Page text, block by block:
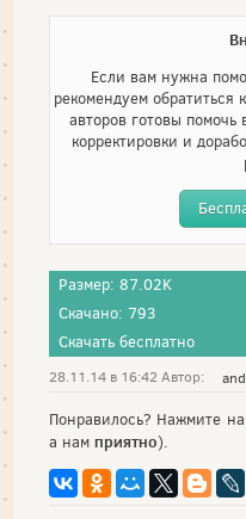
Если вам нужна
рекомендуем
авторов готовы
корректировки и
Размер: 87.02K
Скачано: 793
Скачать бесплатно
28.11.14 в 16:42 Автор:
Понравилось? Нажмите
а нам приятно).